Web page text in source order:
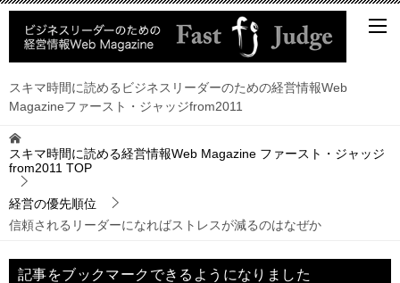
スキマ時間に読めるビジネスリーダーのための経営情報Web
Magazineファースト・ジャッジfrom2011
スキマ時間に読める経営情報Web Magazine ファースト・ジャッジ
from2011 TOP
経営の優先順位
信頼されるリーダーになればストレスが減るのはなぜか
記事をブックマークできるようになりました